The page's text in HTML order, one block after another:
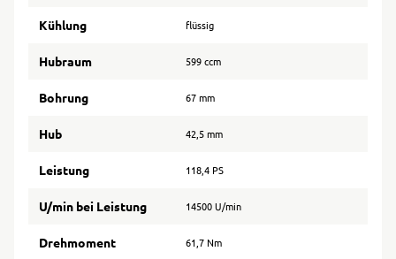
Kühlung flüssig
Hubraum 599 ccm
Bohrung 67 mm
Hub 42,5 mm
Leistung 118,4 PS
U/min bei Leistung 14500 U/min
Drehmoment 61,7 Nm